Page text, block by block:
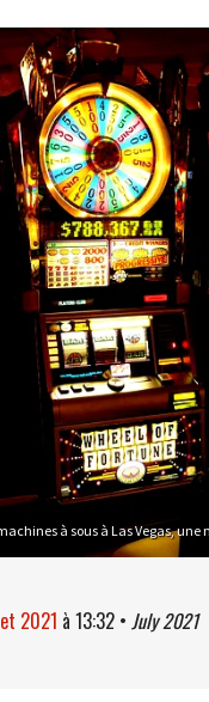
à sous à Las Vegas,
2021 à 13:32 • July 2021